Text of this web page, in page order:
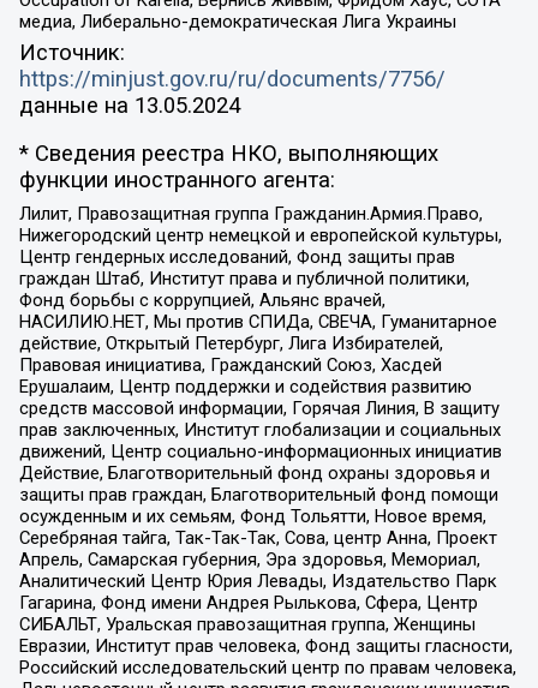
медиа, Либерально-демократическая Лига Украины
Источник:
https://minjust.gov.ru/ru/documents/7756/
данные на 13.05.2024
* Сведения реестра НКО, выполняющих
функции иностранного агента:
Лилит, Правозащитная группа Гражданин.Армия.Право,
Нижегородский центр немецкой и европейской культуры,
Центр гендерных исследований, Фонд защиты прав
граждан Штаб, Институт права и публичной политики,
Фонд борьбы с коррупцией, Альянс врачей,
НАСИЛИЮ.НЕТ, Мы против СПИДа, СВЕЧА, Гуманитарное
действие, Открытый Петербург, Лига Избирателей,
Правовая инициатива, Гражданский Союз, Хасдей
Ерушалаим, Центр поддержки и содействия развитию
средств массовой информации, Горячая Линия, В защиту
прав заключенных, Институт глобализации и социальных
движений, Центр социально-информационных инициатив
Действие, Благотворительный фонд охраны здоровья и
защиты прав граждан, Благотворительный фонд помощи
осужденным и их семьям, Фонд Тольятти, Новое время,
Серебряная тайга, Так-Так-Так, Сова, центр Анна, Проект
Апрель, Самарская губерния, Эра здоровья, Мемориал,
Аналитический Центр Юрия Левады, Издательство Парк
Гагарина, Фонд имени Андрея Рылькова, Сфера, Центр
СИБАЛЬТ, Уральская правозащитная группа, Женщины
Евразии, Институт прав человека, Фонд защиты гласности,
Российский исследовательский центр по правам человека,